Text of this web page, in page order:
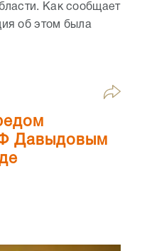
Как сообщает
об этом была
Давыдовым